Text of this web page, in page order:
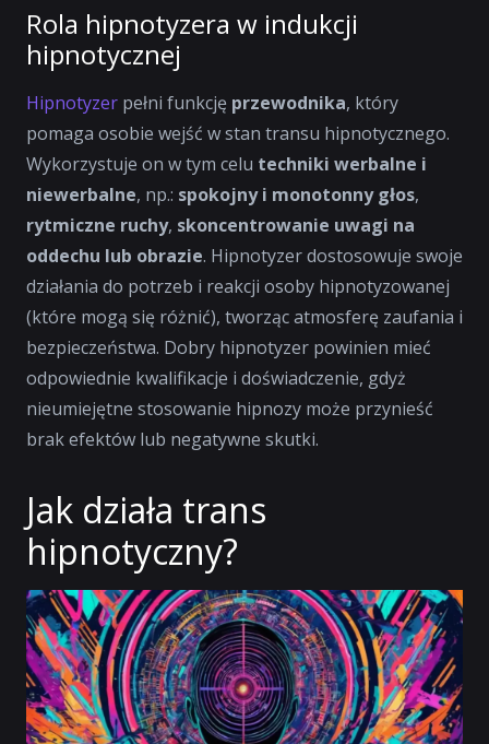
Rola hipnotyzera w indukcji
hipnotycznej
Hipnotyzer pełni funkcję przewodnika, który
pomaga osobie wejść w stan transu hipnotycznego.
Wykorzystuje on w tym celu techniki werbalne i
niewerbalne, np.: spokojny i monotonny głos,
rytmiczne ruchy, skoncentrowanie uwagi na
oddechu lub obrazie. Hipnotyzer dostosowuje swoje
działania do potrzeb i reakcji osoby hipnotyzowanej
(które mogą się różnić), tworząc atmosferę zaufania i
bezpieczeństwa. Dobry hipnotyzer powinien mieć
odpowiednie kwalifikacje i doświadczenie, gdyż
nieumiejętne stosowanie hipnozy może przynieść
brak efektów lub negatywne skutki.
Jak działa trans
hipnotyczny?